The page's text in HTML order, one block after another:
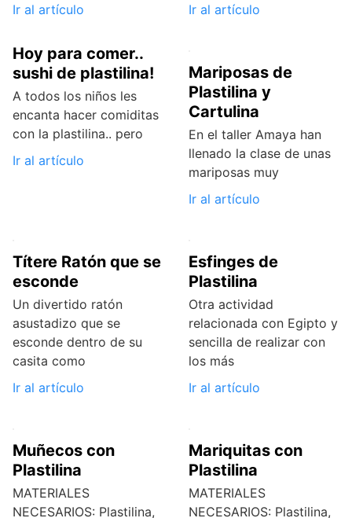
Ir al artículo
Ir al artículo
Hoy para comer..
sushi de plastilina!
A todos los niños les
encanta hacer comiditas
con la plastilina.. pero
Ir al artículo
Mariposas de
Plastilina y
Cartulina
En el taller Amaya han
llenado la clase de unas
mariposas muy
Ir al artículo
Títere Ratón que se
esconde
Un divertido ratón
asustadizo que se
esconde dentro de su
casita como
Ir al artículo
Esfinges de
Plastilina
Otra actividad
relacionada con Egipto y
sencilla de realizar con
los más
Ir al artículo
Muñecos con
Plastilina
MATERIALES
NECESARIOS: Plastilina,
Mariquitas con
Plastilina
MATERIALES
NECESARIOS: Plastilina,